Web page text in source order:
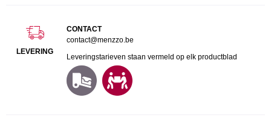
LEVERING
CONTACT
contact@menzzo.be
Leveringstarieven staan vermeld op elk productblad